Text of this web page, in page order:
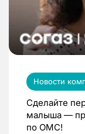
Новости
Сделайте
малыша —
по ОМС!